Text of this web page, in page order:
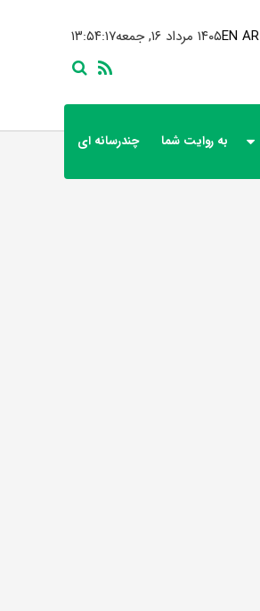
۱۳:۵۴:۱۷ ۱۴۰۵ مرداد ۱۶, جمعهEN AR
به روایت شما چندرسانه ای